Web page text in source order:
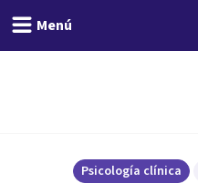
Menú
Psicología clínica